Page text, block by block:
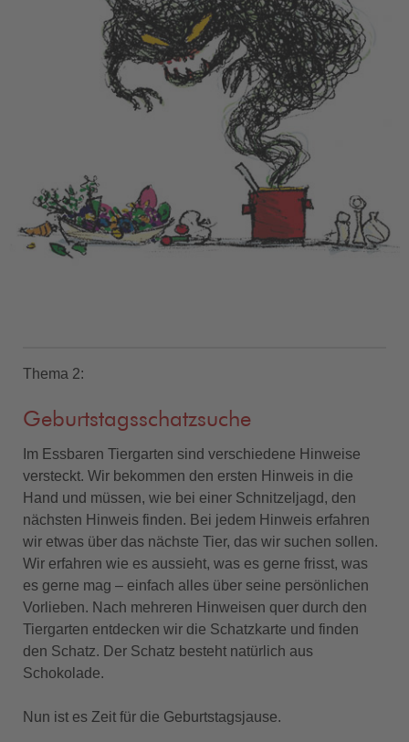
Thema 2:
Geburtstagsschatzsuche
Im Essbaren Tiergarten sind verschiedene Hinweise
versteckt. Wir bekommen den ersten Hinweis in die
Hand und müssen, wie bei einer Schnitzeljagd, den
nächsten Hinweis finden. Bei jedem Hinweis erfahren
wir etwas über das nächste Tier, das wir suchen sollen.
Wir erfahren wie es aussieht, was es gerne frisst, was
es gerne mag – einfach alles über seine persönlichen
Vorlieben. Nach mehreren Hinweisen quer durch den
Tiergarten entdecken wir die Schatzkarte und finden
den Schatz. Der Schatz besteht natürlich aus
Schokolade.
Nun ist es Zeit für die Geburtstagsjause.